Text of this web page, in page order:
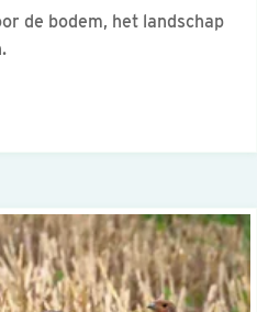
de bodem, het landschap